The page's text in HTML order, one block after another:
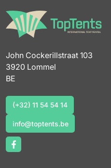
John Cockerillstraat 103
3920 Lommel
BE
(+32) 11 54 54 14
info@toptents.be
info@toptents.be